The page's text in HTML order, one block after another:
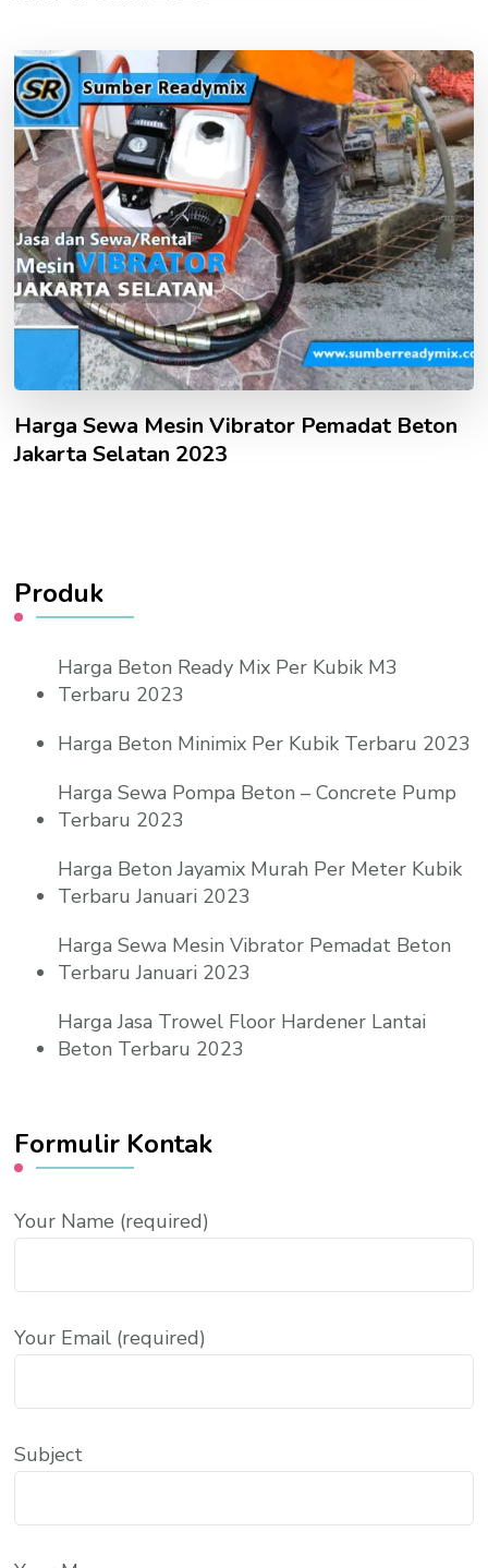
Harga Sewa Mesin Vibrator Pemadat Beton
Jakarta Selatan 2023
Produk
Harga Beton Ready Mix Per Kubik M3
Terbaru 2023
Harga Beton Minimix Per Kubik Terbaru 2023
Harga Sewa Pompa Beton – Concrete Pump
Terbaru 2023
Harga Beton Jayamix Murah Per Meter Kubik
Terbaru Januari 2023
Harga Sewa Mesin Vibrator Pemadat Beton
Terbaru Januari 2023
Harga Jasa Trowel Floor Hardener Lantai
Beton Terbaru 2023
Formulir Kontak
Your Name (required)
Your Email (required)
Subject